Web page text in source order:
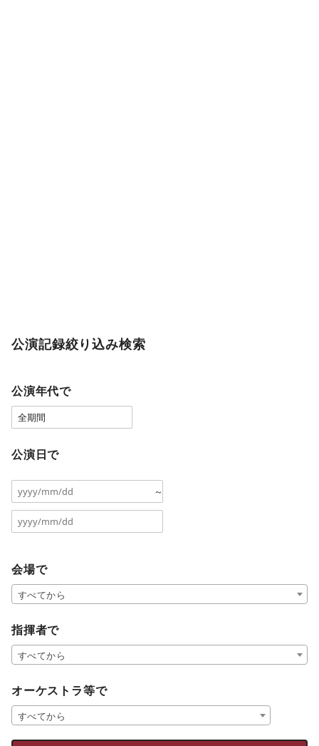
公演記録絞り込み検索
公演年代で
公演日で
～
会場で
すべてから
指揮者で
すべてから
オーケストラ等で
すべてから